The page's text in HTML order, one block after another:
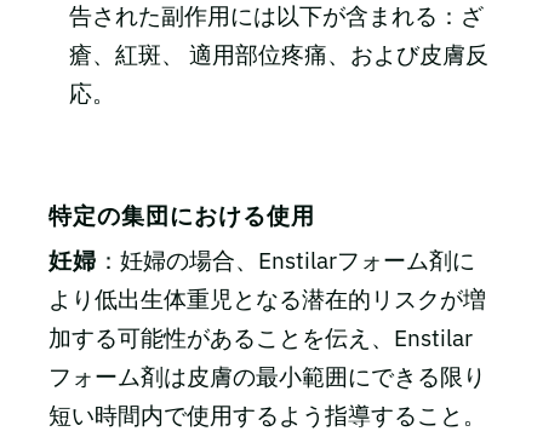
告された副作用には以下が含まれる：ざ
瘡、紅斑、 適用部位疼痛、および皮膚反
応。
特定の集団における使用
妊婦 ：妊婦の場合、Enstilarフォーム剤に
より低出生体重児となる潜在的リスクが増
加する可能性があることを伝え、Enstilar
フォーム剤は皮膚の最小範囲にできる限り
短い時間内で使用するよう指導すること。